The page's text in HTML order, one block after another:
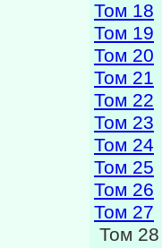
Том 18
Том 19
Том 20
Том 21
Том 22
Том 23
Том 24
Том 25
Том 26
Том 27
Том 28